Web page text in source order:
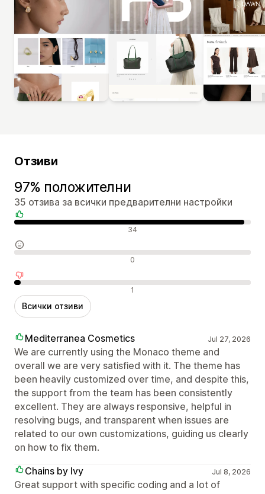
Отзиви
97% положителни
35 отзива за всички предварителни настройки
Положителни отзиви 34
Неутрални отзиви 0
Отрицателни отзиви 1
Всички отзиви
Mediterranea Cosmetics Jul 27, 2026
We are currently using the Monaco theme and
overall we are very satisfied with it. The theme has
been heavily customized over time, and despite this,
the support from the team has been consistently
excellent. They are always responsive, helpful in
resolving bugs, and transparent when issues are
related to our own customizations, guiding us clearly
on how to fix them.
Chains by Ivy
Jul 8, 2026
Great support with specific coding and a lot of